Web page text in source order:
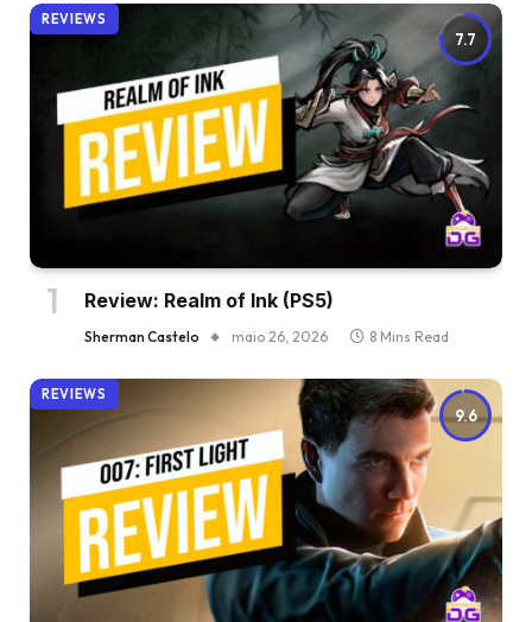
7.7
REVIEWS
Review: Realm of Ink (PS5)
Sherman Castelo maio 26, 2026 8 Mins Read
9.6
REVIEWS